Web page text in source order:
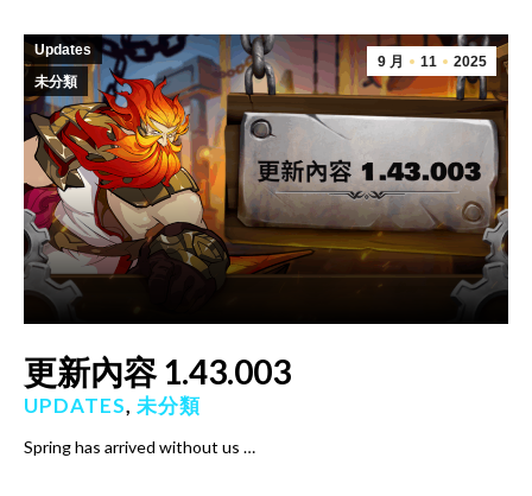
9 月 11 2025
Updates
未分類
更新內容 1.43.003
UPDATES, 未分類
Spring has arrived without us …